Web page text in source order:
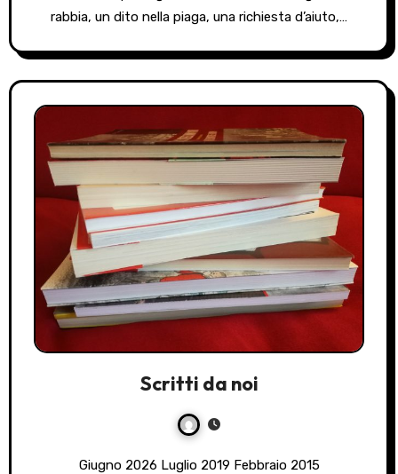
rabbia, un dito nella piaga, una richiesta d’aiuto,…
Scritti da noi
Giugno 2026 Luglio 2019 Febbraio 2015